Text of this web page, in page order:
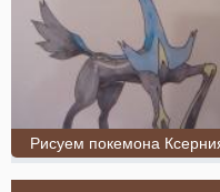
Рисуем покемона